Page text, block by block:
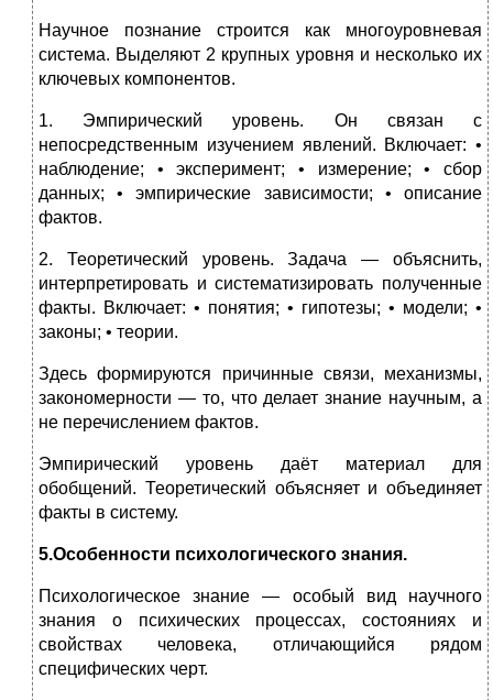
Научное познание строится как многоуровневая
система. Выделяют 2 крупных уровня и несколько их
ключевых компонентов.
1. Эмпирический уровень. Он связан с
непосредственным изучением явлений. Включает: •
наблюдение; • эксперимент; • измерение; • сбор
данных; • эмпирические зависимости; • описание
фактов.
2. Теоретический уровень. Задача — объяснить,
интерпретировать и систематизировать полученные
факты. Включает: • понятия; • гипотезы; • модели; •
законы; • теории.
Здесь формируются причинные связи, механизмы,
закономерности — то, что делает знание научным, а
не перечислением фактов.
Эмпирический уровень даёт материал для
обобщений. Теоретический объясняет и объединяет
факты в систему.
5.Особенности психологического знания.
Психологическое знание — особый вид научного
знания о психических процессах, состояниях и
свойствах человека, отличающийся рядом
специфических черт.